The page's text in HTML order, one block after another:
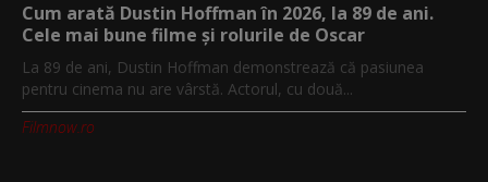
Cum arată Dustin Hoffman în 2026, la 89 de ani.
Cele mai bune filme și rolurile de Oscar
La 89 de ani, Dustin Hoffman demonstrează că pasiunea
pentru cinema nu are vârstă. Actorul, cu două...
Filmnow.ro